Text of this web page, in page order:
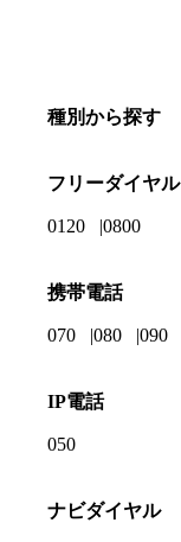
種別から探す
フリーダイヤル
0120 0800
携帯電話
070 080 090
IP電話
050
ナビダイヤル